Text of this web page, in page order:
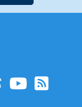
van
pagina
de de
naar de
Ga naar
Ga